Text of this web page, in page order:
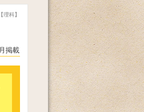
理科】
掲載